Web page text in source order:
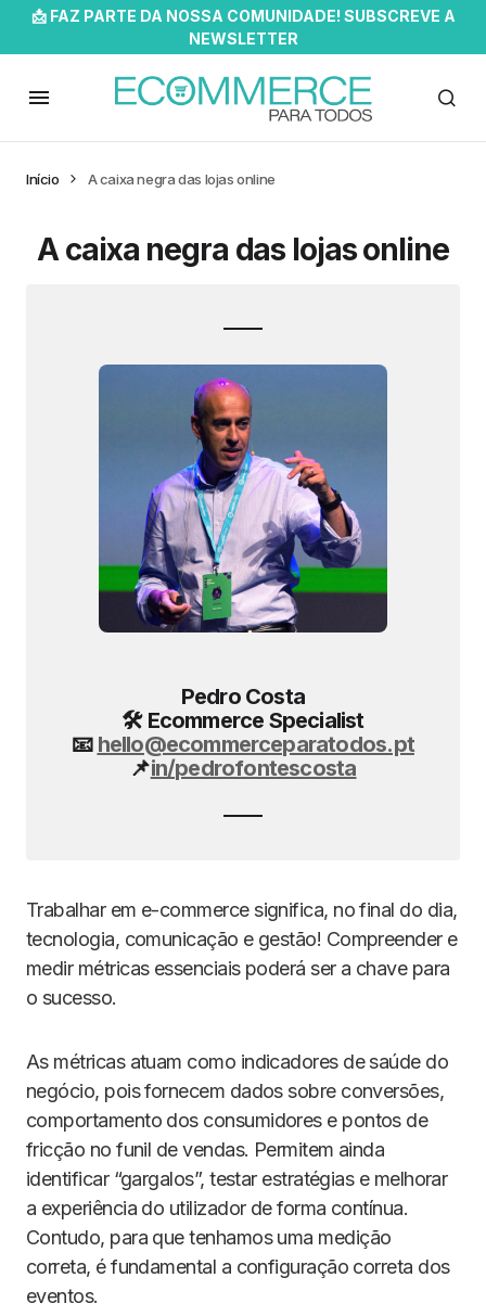
📩 FAZ PARTE DA NOSSA COMUNIDADE! SUBSCREVE A
NEWSLETTER
Início A caixa negra das lojas online
A caixa negra das lojas online
Pedro Costa
🛠️ Ecommerce Specialist
📧 hello@ecommerceparatodos.pt
📌in/pedrofontescosta
Trabalhar em e-commerce significa, no final do dia,
tecnologia, comunicação e gestão! Compreender e
medir métricas essenciais poderá ser a chave para
o sucesso.
As métricas atuam como indicadores de saúde do
negócio, pois fornecem dados sobre conversões,
comportamento dos consumidores e pontos de
fricção no funil de vendas. Permitem ainda
identificar “gargalos”, testar estratégias e melhorar
a experiência do utilizador de forma contínua.
Contudo, para que tenhamos uma medição
correta, é fundamental a configuração correta dos
eventos.